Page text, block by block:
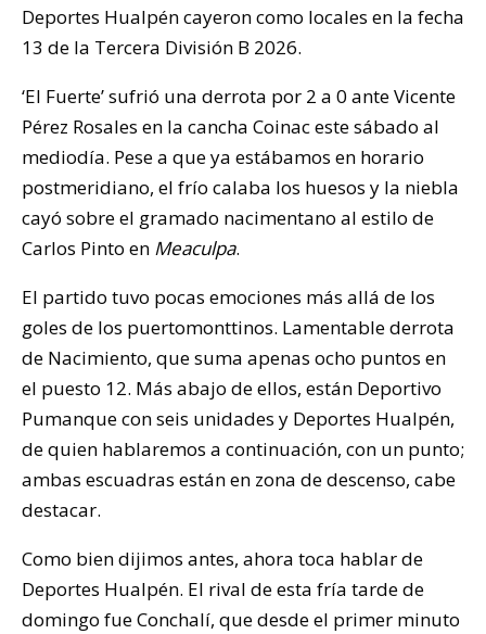
Deportes Hualpén cayeron como locales en la fecha
13 de la Tercera División B 2026.
‘El Fuerte’ sufrió una derrota por 2 a 0 ante Vicente
Pérez Rosales en la cancha Coinac este sábado al
mediodía. Pese a que ya estábamos en horario
postmeridiano, el frío calaba los huesos y la niebla
cayó sobre el gramado nacimentano al estilo de
Carlos Pinto en Meaculpa.
El partido tuvo pocas emociones más allá de los
goles de los puertomonttinos. Lamentable derrota
de Nacimiento, que suma apenas ocho puntos en
el puesto 12. Más abajo de ellos, están Deportivo
Pumanque con seis unidades y Deportes Hualpén,
de quien hablaremos a continuación, con un punto;
ambas escuadras están en zona de descenso, cabe
destacar.
Como bien dijimos antes, ahora toca hablar de
Deportes Hualpén. El rival de esta fría tarde de
domingo fue Conchalí, que desde el primer minuto